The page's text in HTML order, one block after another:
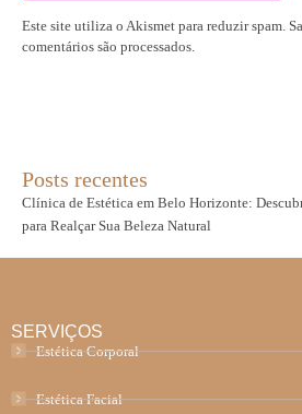
Este site utiliza o Akismet para reduzir spam.
comentários são processados.
Posts recentes
Clínica de Estética em Belo Horizonte:
para Realçar Sua Beleza Natural
SERVIÇOS
Estética Corporal
Estética Facial